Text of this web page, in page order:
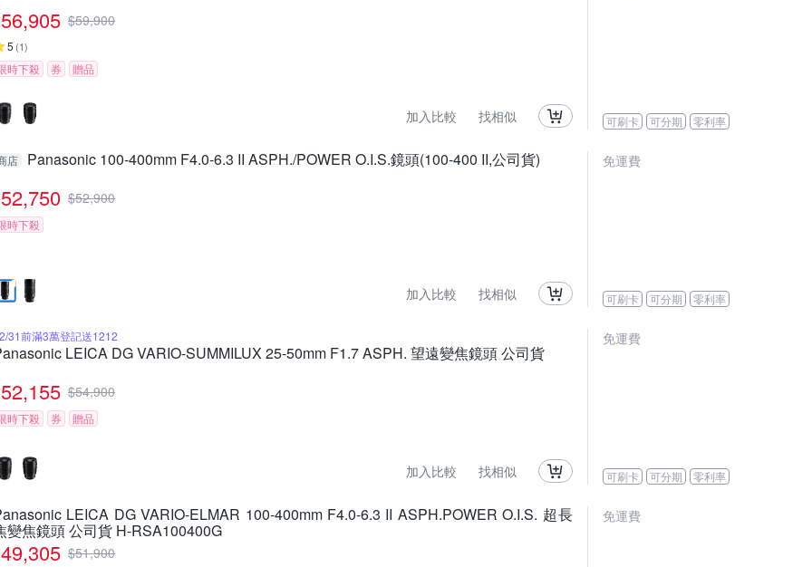
56,905 $59,900
5 (1)
時下殺 券 贈品
加入比較 找相似 可刷卡 可分期 零利率
店 Panasonic 100-400mm F4.0-6.3 II ASPH./POWER O.I.S.鏡頭(100-400 II,公司貨)
52,750 $52,900
時下殺
加入比較 找相似
免運費
可刷卡 可分期 零利率
31前滿3萬登記送1212
LEICA DG VARIO-SUMMILUX 25-50mm F1.7 ASPH. 望遠變焦鏡頭 公司貨
52,155 $54,900
時下殺 券 贈品
加入比較 找相似
免運費
可刷卡 可分期 零利率
LEICA DG VARIO-ELMAR 100-400mm F4.0-6.3 II ASPH.POWER O.I.S. 超長
變焦鏡頭 公司貨 H-RSA100400G
49,305 $51,900
免運費